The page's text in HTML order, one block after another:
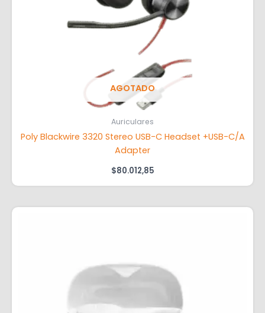
AGOTADO
Auriculares
Poly Blackwire 3320 Stereo USB-C Headset +USB-C/A
Adapter
$80.012,85